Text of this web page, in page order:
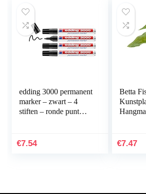
edding 3000 permanent
marker – zwart – 4
stiften – ronde punt
permanent marker –
€7.54
Betta
€7.47